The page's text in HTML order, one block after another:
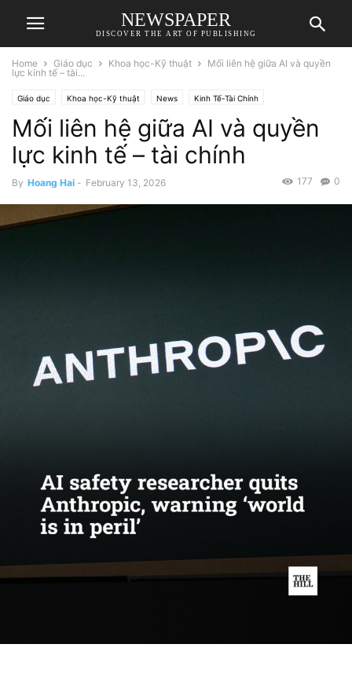
NEWSPAPER
DISCOVER THE ART OF PUBLISHING
Home Giáo dục Khoa học-Kỹ thuật
Mối liên hệ giữa AI và quyền
lực kinh tế – tài...
Giáo dục Khoa học-Kỹ thuật News Kinh Tế-Tài Chính
Mối liên hệ giữa AI và quyền
lực kinh tế – tài chính
By Hoang Hai - February 13, 2026 0
177